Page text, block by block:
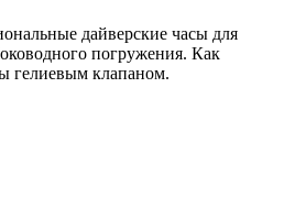
дайверские часы для
погружения. Как
гелиевым клапаном.